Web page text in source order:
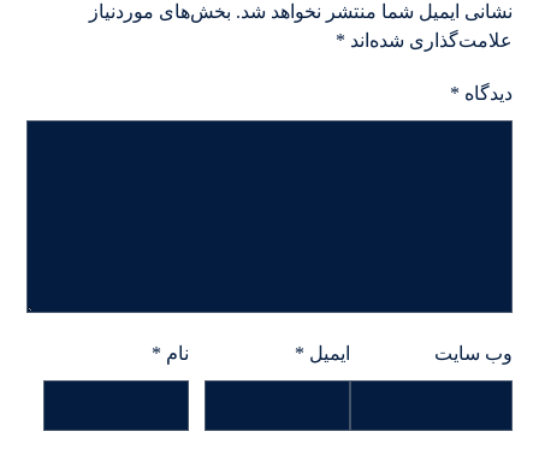
نشانی ایمیل شما منتشر نخواهد شد. بخش‌های موردنیاز
علامت‌گذاری شده‌اند *
دیدگاه *
نام * ایمیل * وب‌ سایت